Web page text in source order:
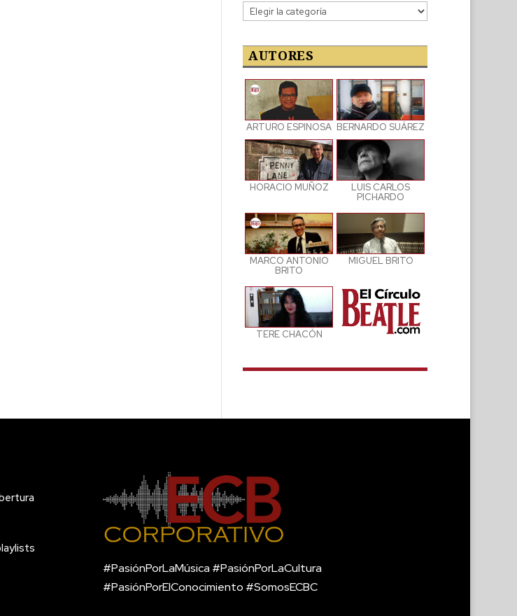
Categorías
de
publicaciones
AUTORES
ARTURO ESPINOSA BERNARDO SUÁREZ
HORACIO MUÑOZ
LUIS CARLOS
PICHARDO
MARCO ANTONIO
BRITO
MIGUEL BRITO
TERE CHACÓN
#PasiónPorLaMúsica #PasiónPorLaCultura
#PasiónPorElConocimiento #SomosECBC